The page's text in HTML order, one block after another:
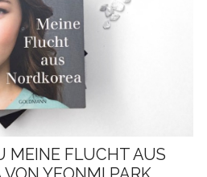
MEINE FLUCHT AUS